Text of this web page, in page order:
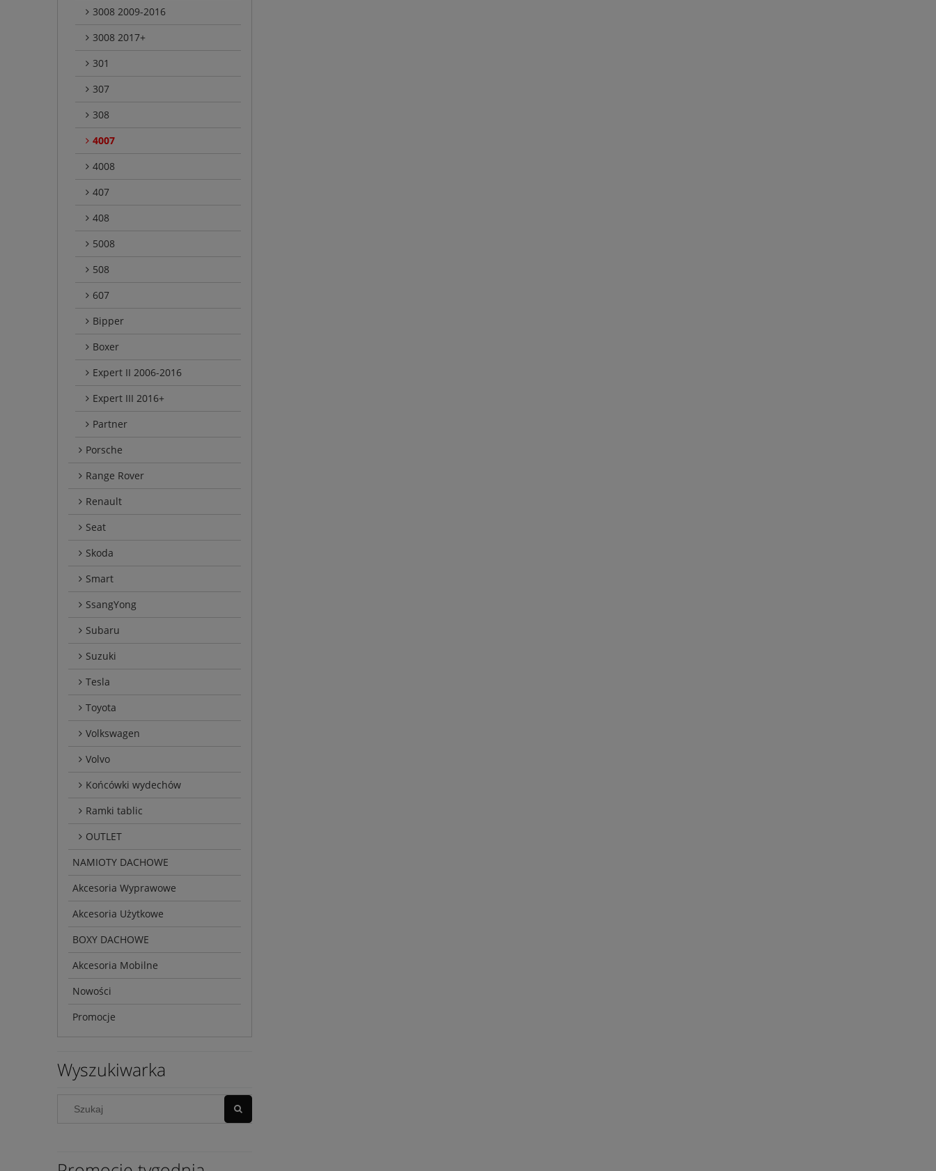
3008 2009-2016
3008 2017+
301
307
308
4007
4008
407
408
5008
508
607
Bipper
Boxer
Expert II 2006-2016
Expert III 2016+
Partner
Porsche
Range Rover
Renault
Seat
Skoda
Smart
SsangYong
Subaru
Suzuki
Tesla
Toyota
Volkswagen
Volvo
Końcówki wydechów
Ramki tablic
OUTLET
NAMIOTY DACHOWE
Akcesoria Wyprawowe
Akcesoria Użytkowe
BOXY DACHOWE
Akcesoria Mobilne
Nowości
Promocje
Wyszukiwarka